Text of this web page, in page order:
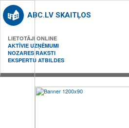
ABC.LV SKAITĻOS
LIETOTĀJI ONLINE
AKTĪVIE UZŅĒMUMI
NOZARES RAKSTI
EKSPERTU ATBILDES